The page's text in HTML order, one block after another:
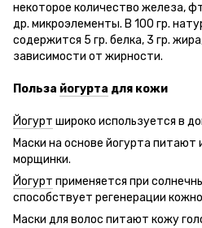
некоторое количество железа,
др. микроэлементы. В 100 гр.
содержится 5 гр. белка, 3 гр.
зависимости от жирности.
Польза йогурта для кожи
Йогурт широко используется в
Маски на основе йогурта
морщинки.
Йогурт применяется при
способствует регенерации
Маски для волос питают кожу